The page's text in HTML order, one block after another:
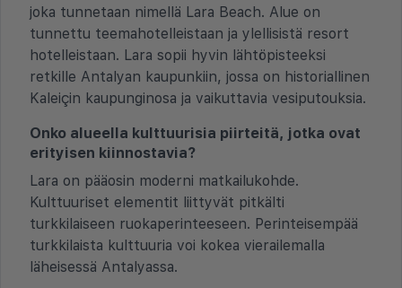
joka tunnetaan nimellä Lara Beach. Alue on
tunnettu teemahotelleistaan ja ylellisistä resort
hotelleistaan. Lara sopii hyvin lähtöpisteeksi
retkille Antalyan kaupunkiin, jossa on historiallinen
Kaleiçin kaupunginosa ja vaikuttavia vesiputouksia.
Onko alueella kulttuurisia piirteitä, jotka ovat
erityisen kiinnostavia?
Lara on pääosin moderni matkailukohde.
Kulttuuriset elementit liittyvät pitkälti
turkkilaiseen ruokaperinteeseen. Perinteisempää
turkkilaista kulttuuria voi kokea vierailemalla
läheisessä Antalyassa.